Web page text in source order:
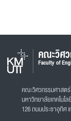
คณะวิศ
Faculty of
คณะวิศวกรรมศาสตร์
มหาวิทยาลัยเทคโนโ
126 ถนนประชาอุทิศ